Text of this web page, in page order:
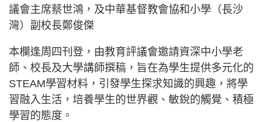
議會主席蔡世鴻，及中華基督教會協和小學（長沙
灣）副校長鄭俊傑
本欄逢周四刊登，由教育評議會邀請資深中小學老
師、校長及大學講師撰稿，旨在為學生提供多元化的
STEAM學習材料，引發學生探求知識的興趣，將學
習融入生活，培養學生的世界觀、敏銳的觸覺、積極
學習的態度。